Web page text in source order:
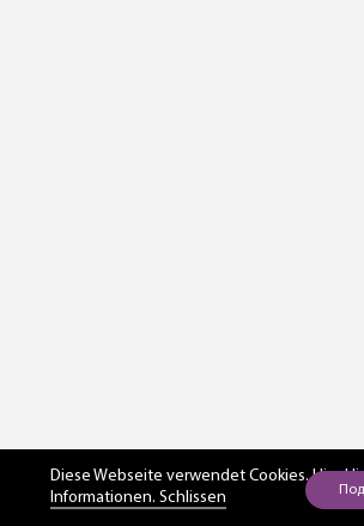
Diese Webseite verwendet Cookies. Hier
Informationen. Schlissen